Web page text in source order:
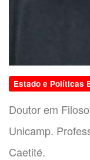
Estado e Políticas
Doutor em
Unicamp.
Caetité.